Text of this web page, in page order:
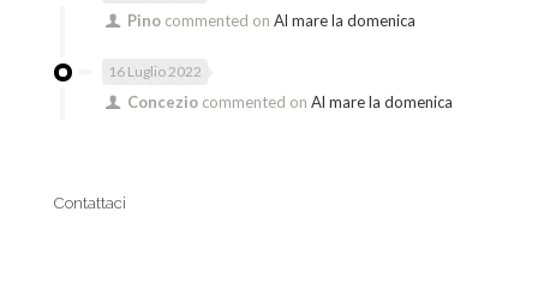
Pino commented onAl mare la domenica
16 Luglio 2022
Concezio commented onAl mare la domenica
Contattaci